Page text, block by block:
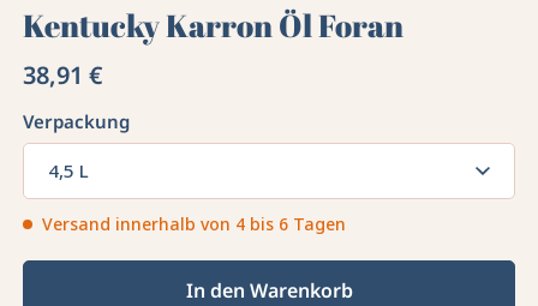
Kentucky Karron Öl Foran
38,91 €
Verpackung
4,5 L
Versand innerhalb von 4 bis 6 Tagen
In den Warenkorb